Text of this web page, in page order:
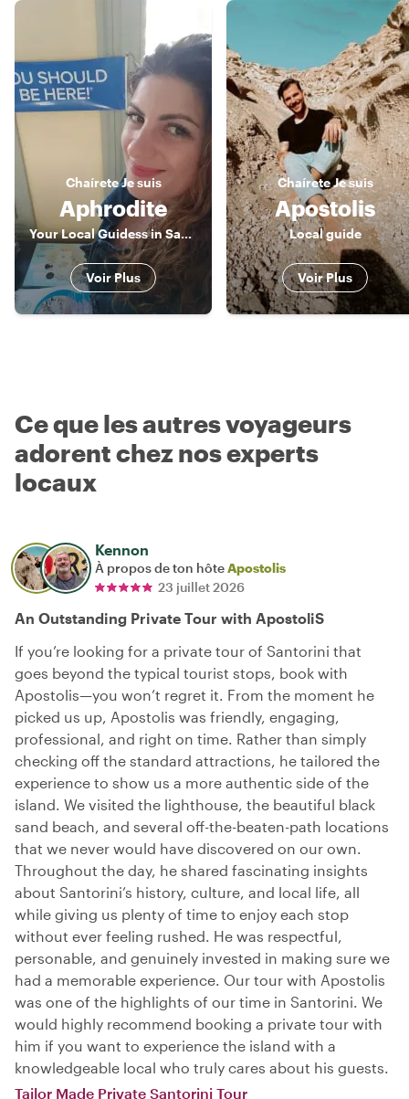
ChaíreteJe suis
Aphrodite
Your Local Guidess in Santorini
Voir Plus
ChaíreteJe suis
Apostolis
Local guide
Voir Plus
Ce que les autres voyageurs
adorent chez nos experts
locaux
Kennon
À propos de ton hôteApostolis
23 juillet 2026
An Outstanding Private Tour with ApostoliS
If you’re looking for a private tour of Santorini that
goes beyond the typical tourist stops, book with
Apostolis—you won’t regret it. From the moment he
picked us up, Apostolis was friendly, engaging,
professional, and right on time. Rather than simply
checking off the standard attractions, he tailored the
experience to show us a more authentic side of the
island. We visited the lighthouse, the beautiful black
sand beach, and several off-the-beaten-path locations
that we never would have discovered on our own.
Throughout the day, he shared fascinating insights
about Santorini’s history, culture, and local life, all
while giving us plenty of time to enjoy each stop
without ever feeling rushed. He was respectful,
personable, and genuinely invested in making sure we
had a memorable experience. Our tour with Apostolis
was one of the highlights of our time in Santorini. We
would highly recommend booking a private tour with
him if you want to experience the island with a
knowledgeable local who truly cares about his guests.
Tailor Made Private Santorini Tour